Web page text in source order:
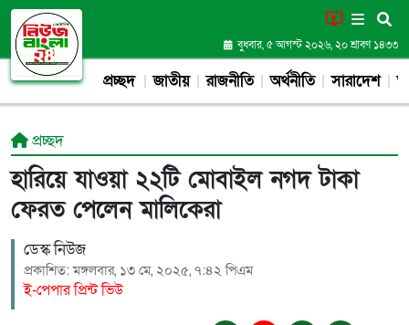
বুধবার, ৫ আগস্ট ২০২৬, ২০ শ্রাবণ ১৪৩৩
প্রচ্ছদ জাতীয় রাজনীতি অর্থনীতি সারাদেশ
প্রচ্ছদ
হারিয়ে যাওয়া ২২টি মোবাইল নগদ টাকা
ফেরত পেলেন মালিকেরা
ডেস্ক নিউজ
প্রকাশিত: মঙ্গলবার, ১৩ মে, ২০২৫, ৭:৪২ পিএম
ই-পেপার প্রিন্ট ভিউ